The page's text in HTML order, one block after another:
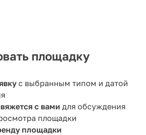
для успешного
площадку
с выбранным типом и датой
с вами для обсуждения
площадки
площадки